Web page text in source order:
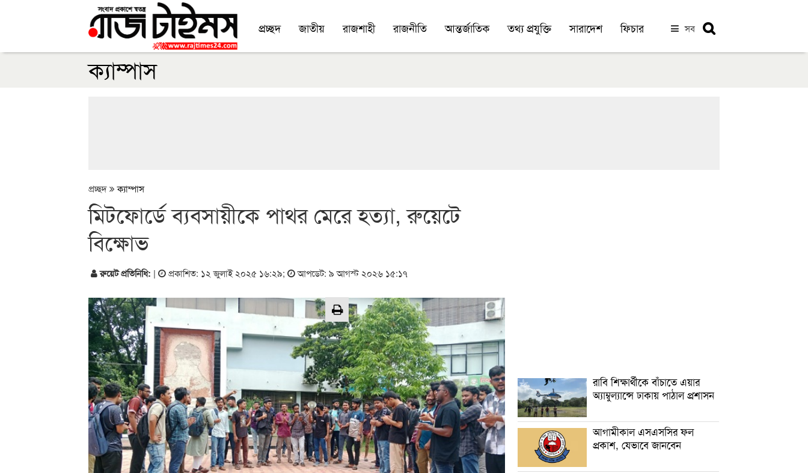
প্রচ্ছদ জাতীয় রাজশাহী রাজনীতি আন্তর্জাতিক তথ্য প্রযুক্তি সারাদেশ ফিচার সব
ক্যাম্পাস
প্রচ্ছদ ক্যাম্পাস
মিটফোর্ডে ব্যবসায়ীকে পাথর মেরে হত্যা, রুয়েটে
বিক্ষোভ
রুয়েট প্রতিনিধি: | প্রকাশিত: ১২ জুলাই ২০২৫ ১৬:২৯; আপডেট: ৯ আগস্ট ২০২৬ ১৫:১৭
রাবি শিক্ষার্থীকে বাঁচাতে এয়ার
অ্যাম্বুল্যান্সে ঢাকায় পাঠাল প্রশাসন
আগামীকাল এসএসসির ফল
প্রকাশ, যেভাবে জানবেন